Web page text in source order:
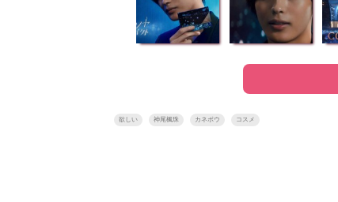
欲しい 神尾楓珠 カネボウ コスメ